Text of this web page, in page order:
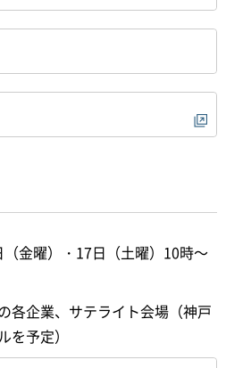
金曜）・17日（土曜）10時～
各企業、サテライト会場（神戸
予定）